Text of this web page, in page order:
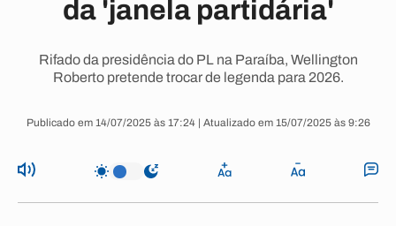
da 'janela partidária'
Rifado da presidência do PL na Paraíba, Wellington
Roberto pretende trocar de legenda para 2026.
Publicado em 14/07/2025 às 17:24 | Atualizado em 15/07/2025 às 9:26